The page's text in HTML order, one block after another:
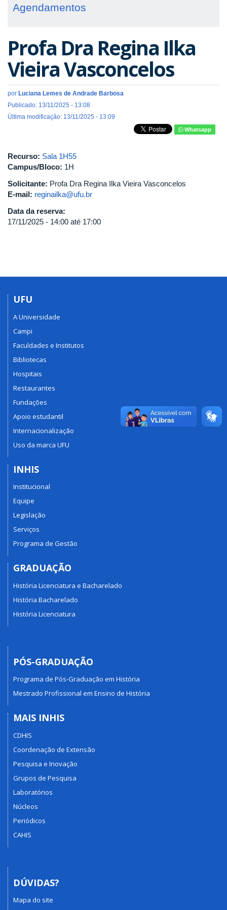
Agendamentos
Profa Dra Regina Ilka
Vieira Vasconcelos
por Luciana Lemes de Andrade Barbosa
Publicado: 13/11/2025 - 13:08
Última modificação: 13/11/2025 - 13:09
Whatsapp
Recurso: Sala 1H55
Campus/Bloco: 1H
Solicitante: Profa Dra Regina Ilka Vieira Vasconcelos
E-mail: reginailka@ufu.br
Data da reserva:
17/11/2025 - 14:00 até 17:00
UFU
A Universidade
Campi
Faculdades e Institutos
Bibliotecas
Hospitais
Restaurantes
Fundações
Apoio estudantil
Internacionalização
Uso da marca UFU
INHIS
Institucional
Equipe
Legislação
Serviços
Programa de Gestão
GRADUAÇÃO
História Licenciatura e Bacharelado
História Bacharelado
História Licenciatura
PÓS-GRADUAÇÃO
Programa de Pós-Graduação em História
Mestrado Profissional em Ensino de História
MAIS INHIS
CDHIS
Coordenação de Extensão
Pesquisa e Inovação
Grupos de Pesquisa
Laboratórios
Núcleos
Periódicos
CAHIS
DÚVIDAS?
Mapa do site